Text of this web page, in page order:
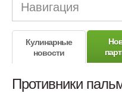
Навигация
Кулинарные
новости
Противники